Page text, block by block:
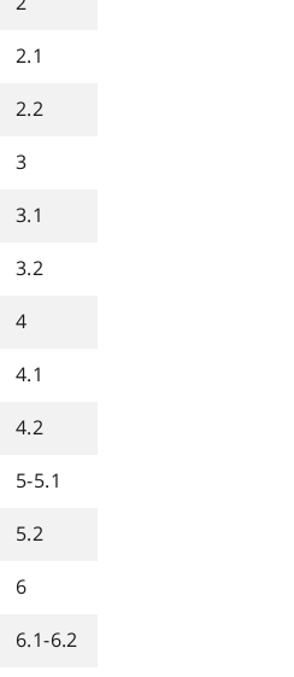
2.1
2.2
3
3.1
3.2
4
4.1
4.2
5-5.1
5.2
6
6.1-6.2